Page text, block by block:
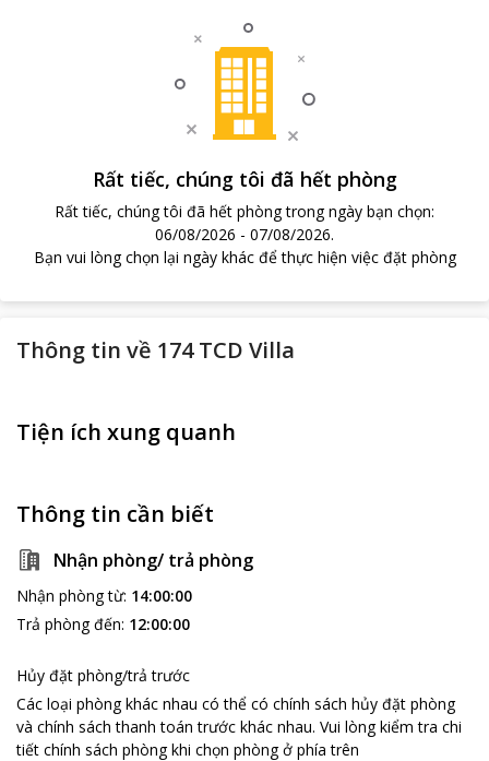
Rất tiếc, chúng tôi đã hết phòng
Rất tiếc, chúng tôi đã hết phòng trong ngày bạn chọn:
06/08/2026 - 07/08/2026.
Bạn vui lòng chọn lại ngày khác để thực hiện việc đặt phòng
Thông tin về 174 TCD Villa
Tiện ích xung quanh
Thông tin cần biết
Nhận phòng/ trả phòng
Nhận phòng từ: 14:00:00
Trả phòng đến: 12:00:00
Hủy đặt phòng/trả trước
Các loại phòng khác nhau có thể có chính sách hủy đặt phòng
và chính sách thanh toán trước khác nhau. Vui lòng kiểm tra chi
tiết chính sách phòng khi chọn phòng ở phía trên